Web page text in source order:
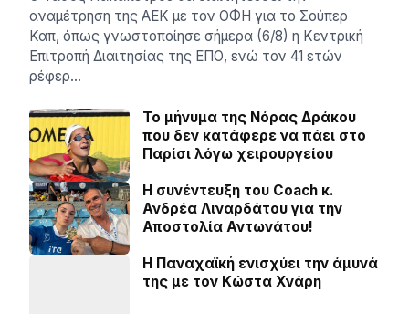
αναμέτρηση της ΑΕΚ με τον ΟΦΗ για το Σούπερ
Καπ, όπως γνωστοποίησε σήμερα (6/8) η Κεντρική
Επιτροπή Διαιτησίας της ΕΠΟ, ενώ τον 41 ετών
ρέφερ…
Το μήνυμα της Νόρας Δράκου
που δεν κατάφερε να πάει στο
Παρίσι λόγω χειρουργείου
H συνέντευξη του Coach κ.
Ανδρέα Λιναρδάτου για την
Αποστολία Αντωνάτου!
Η Παναχαϊκή ενισχύει την άμυνά
της με τον Κώστα Χνάρη